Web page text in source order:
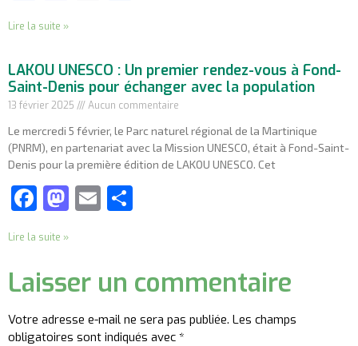
Lire la suite »
LAKOU UNESCO : Un premier rendez-vous à Fond-
Saint-Denis pour échanger avec la population
13 février 2025 Aucun commentaire
Le mercredi 5 février, le Parc naturel régional de la Martinique
(PNRM), en partenariat avec la Mission UNESCO, était à Fond-Saint-
Denis pour la première édition de LAKOU UNESCO. Cet
Facebook
Mastodon
Email
Lire la suite »
Laisser un commentaire
Votre adresse e-mail ne sera pas publiée. Les champs
obligatoires sont indiqués avec *